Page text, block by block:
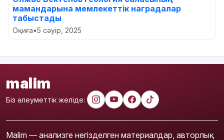
мамандарына мемлекеттік наградалар
табыстады
Оқиға•5 сәуір, 2025
malim
Біз әлеуметтік желіде:
Malim — анализге негізделген материалдар, авторлық